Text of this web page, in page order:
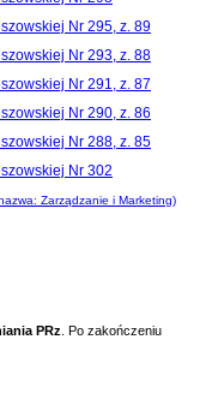
Nr 295, z. 89
Nr 293, z. 88
Nr 291, z. 87
Nr 290, z. 86
Nr 288, z. 85
Nr 302
Zarządzanie i Marketing)
PRz . Po zakończeniu